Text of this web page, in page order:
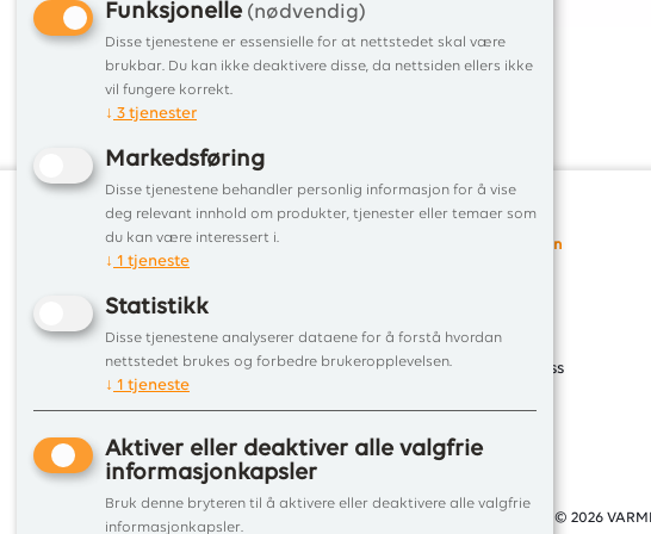
Informasjon
Befaring
Kontakt oss
© 2026
Funksjonelle (nødvendig)
Disse tjenestene er essensielle for at nettstedet skal være
brukbar. Du kan ikke deaktivere disse, da nettsiden ellers ikke
vil fungere korrekt.
↓ 3 tjenester
Markedsføring
Disse tjenestene behandler personlig informasjon for å vise
deg relevant innhold om produkter, tjenester eller temaer som
du kan være interessert i.
↓ 1 tjeneste
Statistikk
Disse tjenestene analyserer dataene for å forstå hvordan
nettstedet brukes og forbedre brukeropplevelsen.
↓ 1 tjeneste
Aktiver eller deaktiver alle valgfrie
informasjonkapsler
Bruk denne bryteren til å aktivere eller deaktivere alle valgfrie
informasjonkapsler.